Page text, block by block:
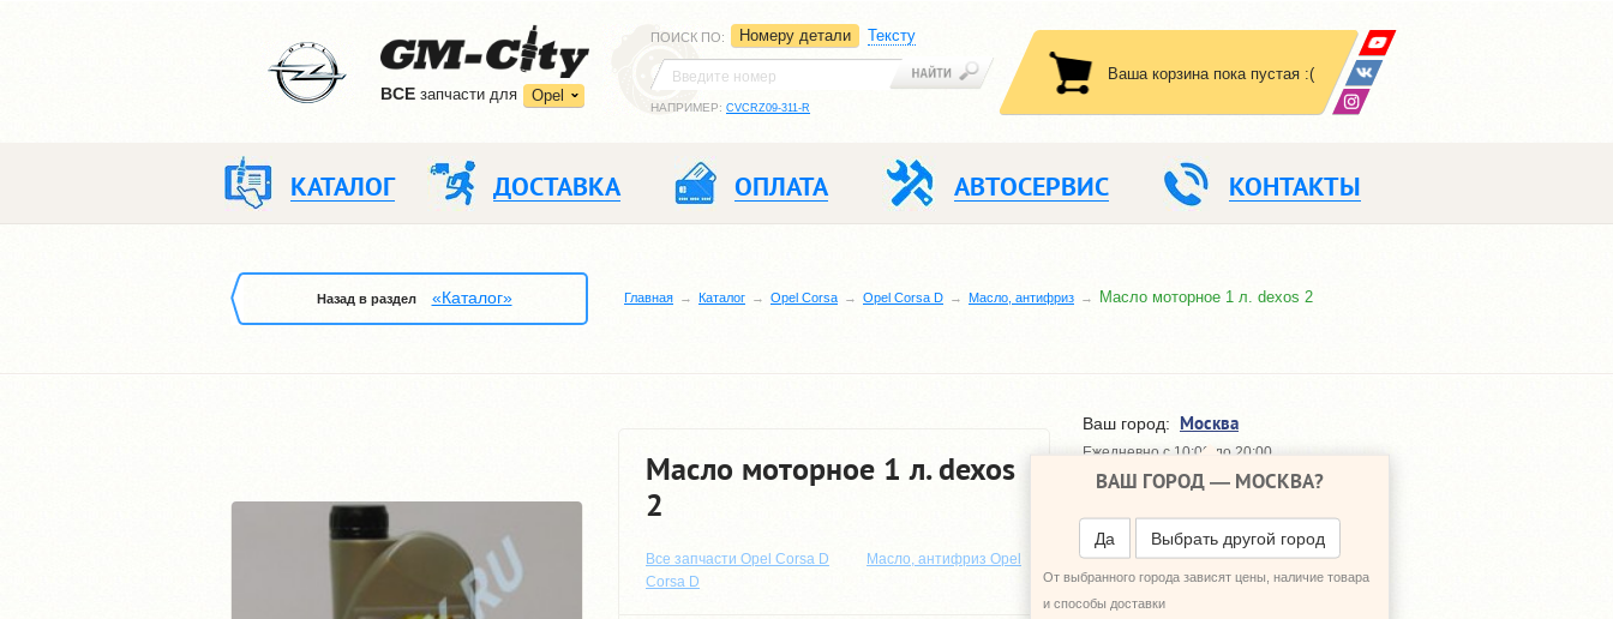
ВCE запчасти для Opel
ПОИСК ПО: Номеру детали Тексту
НАПРИМЕР: CVCRZ09-311-R
Ваша корзина пока пустая :(
КАТАЛОГ ДОСТАВКА ОПЛАТА АВТОСЕРВИС КОНТАКТЫ
Назад в раздел «Каталог» Главная Каталог Opel Corsa Opel Corsa D Масло, антифриз Масло моторное 1 л. dexos 2
Масло моторное 1 л. dexos
2
Все запчасти Opel Corsa D
Масло, антифриз Opel
Corsa D
Ваш город: Москва
ВАШ ГОРОД — МОСКВА?
Да Выбрать другой город
От выбранного города зависят цены, наличие товара
и способы доставки
ПЕРЕЗВОНИТЬ МНЕ
Ежедневно с 10:00 до 20:00
+7 (495) 648-64-30
12 ЛЕТ РЕГУЛЯРНЫХ ПОСТАВОК